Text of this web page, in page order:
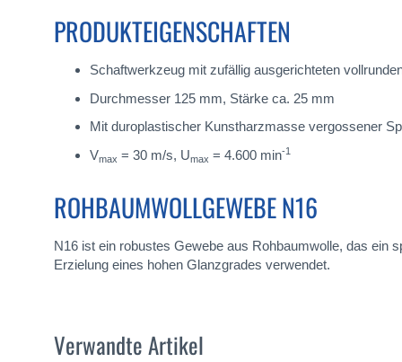
PRODUKTEIGENSCHAFTEN
Schaftwerkzeug mit zufällig ausgerichteten
Durchmesser 125 mm, Stärke ca. 25 mm
Mit duroplastischer Kunstharzmasse vergossener
Vmax = 30 m/s, Umax = 4.600 min-1
ROHBAUMWOLLGEWEBE N16
N16 ist ein robustes Gewebe aus Rohbaumwolle, das ein
Erzielung eines hohen Glanzgrades verwendet.
Verwandte Artikel